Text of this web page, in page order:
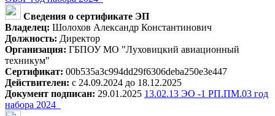
Сведения о сертификате ЭП
Владелец: Шолохов Александр Константинович
Должность: Директор
Организация: ГБПОУ МО "Луховицкий авиационный
техникум"
Сертификат: 00b535a3c994dd29f6306deba250e3e447
Действителен: с 24.09.2024 до 18.12.2025
Документ подписан: 29.01.2025 13.02.13 ЭО -1 РП.ПМ.03 год
набора 2024_